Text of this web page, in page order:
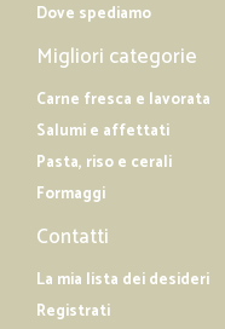
Dove spediamo
Migliori categorie
Carne fresca e lavorata
Salumi e affettati
Pasta, riso e cerali
Formaggi
Contatti
La mia lista dei desideri
Registrati